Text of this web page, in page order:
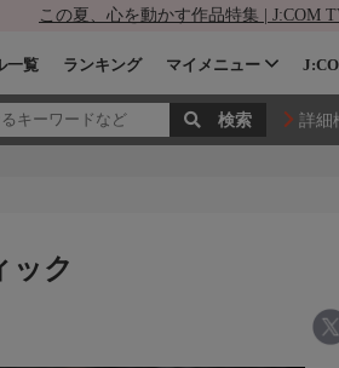
この夏、心を動かす作品特集 | J:COM
一覧 ランキング マイメニュー
詳細
ック